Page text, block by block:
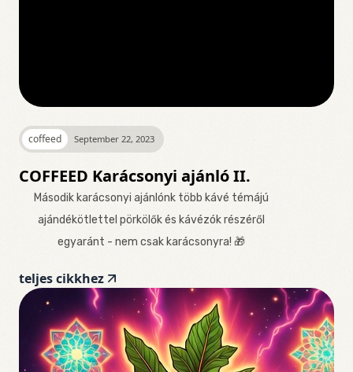
coffeed September 22, 2023
COFFEED Karácsonyi ajánló II.
Második karácsonyi ajánlónk több kávé témájú
ajándékötlettel pörkölők és kávézók részéről
egyaránt - nem csak karácsonyra! 🎁
teljes cikkhez